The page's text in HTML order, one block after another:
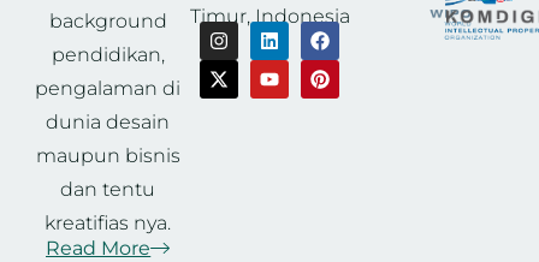
background
pendidikan,
pengalaman di
dunia desain
maupun bisnis
dan tentu
kreatifias nya.
Read More
Timur, Indonesia